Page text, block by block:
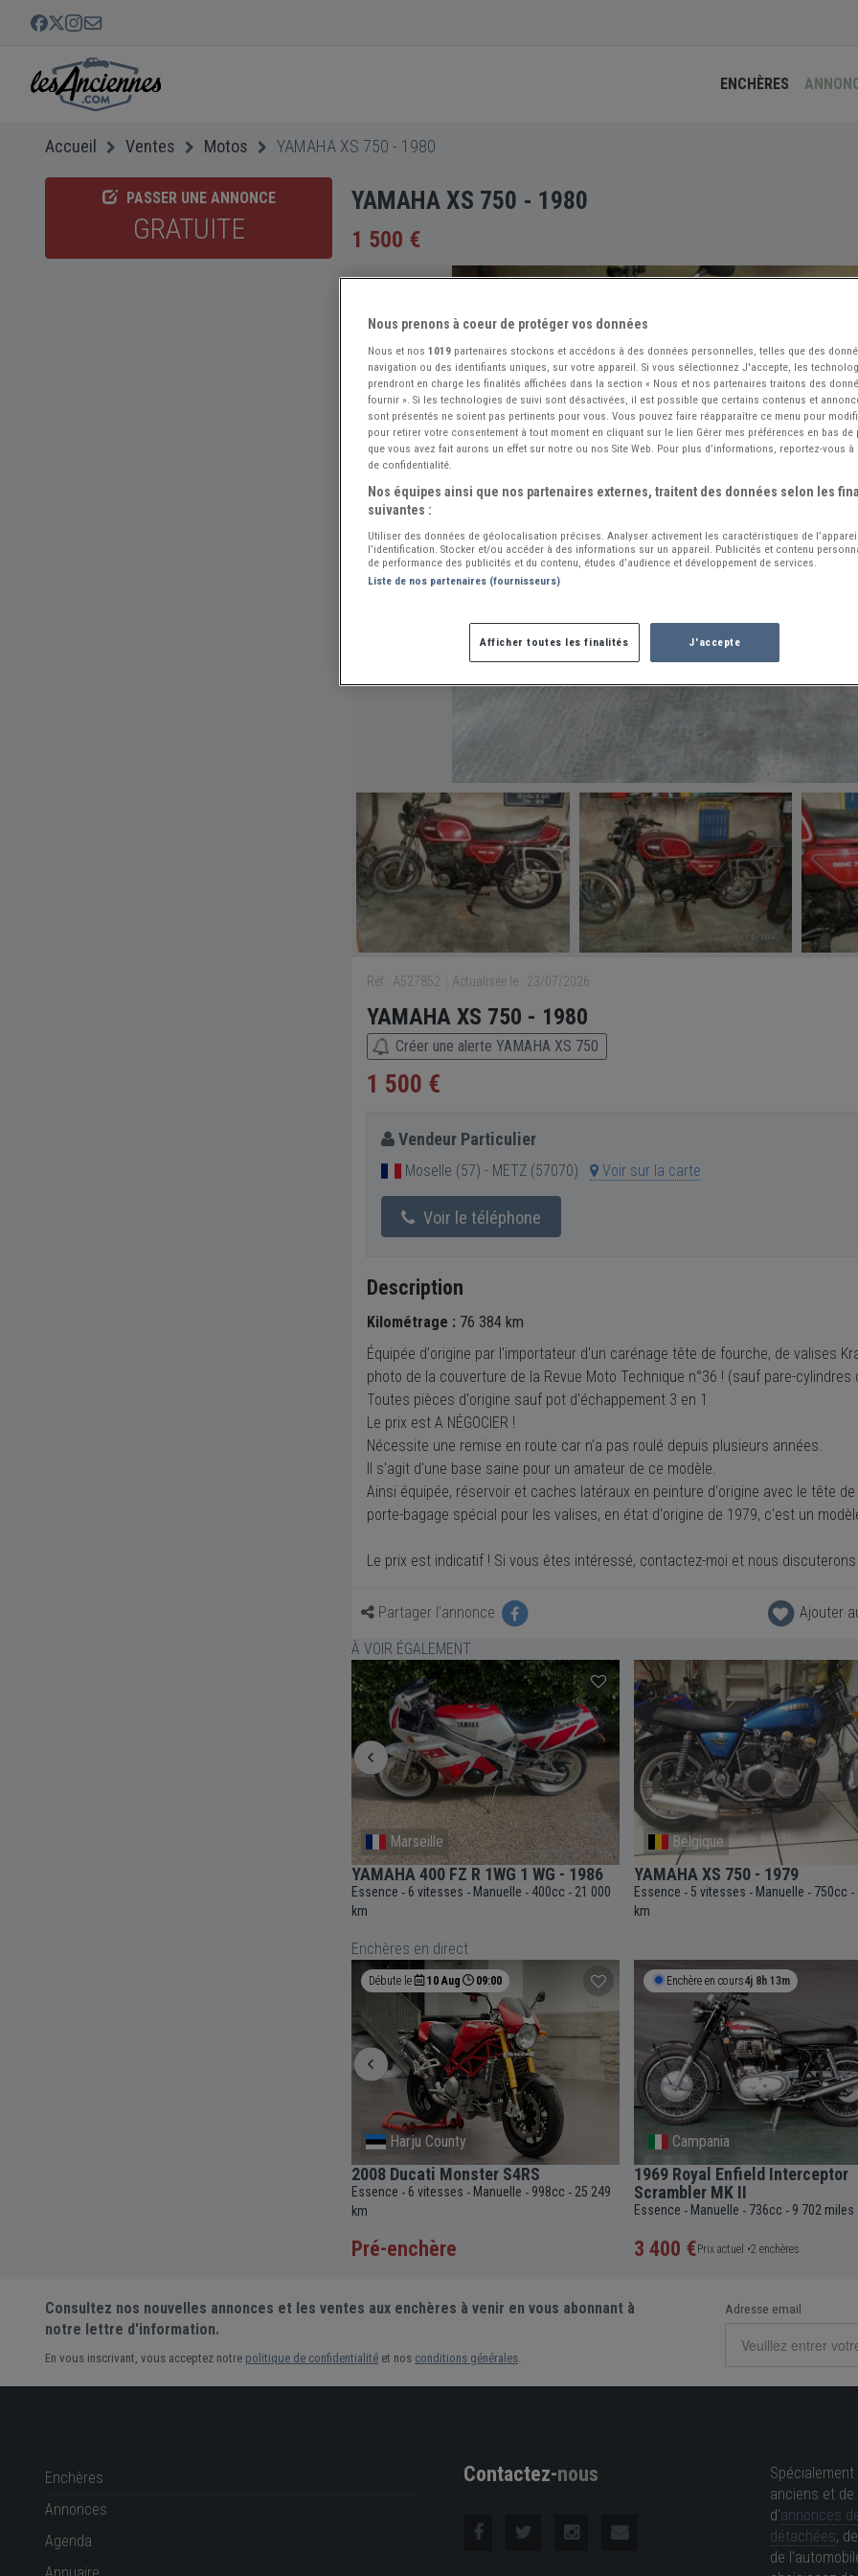
ENCHÈRES
Accueil Ventes Motos YAMAHA XS 750 - 1980
PASSER UNE ANNONCE
GRATUITE
YAMAHA XS 750 - 1980
1 500 €
Réf : A527852 Actualisée le : 23/07/2026
YAMAHA XS 750 - 1980
Créer une alerte YAMAHA XS 750
1 500 €
Vendeur Particulier
Moselle (57) - METZ (57070) Voir sur la carte
Voir le téléphone
Description
Kilométrage : 76 384 km
Équipée d'origine par l'importateur d'un carénage tête de fourche, de valises
photo de la couverture de la Revue Moto Technique n°36 ! (sauf pare-
Toutes pièces d'origine sauf pot d'échappement 3 en 1
Le prix est A NÉGOCIER !
Nécessite une remise en route car n'a pas roulé depuis plusieurs années.
Il s'agit d'une base saine pour un amateur de ce modèle.
Ainsi équipée, réservoir et caches latéraux en peinture d'origine avec le tête
porte-bagage spécial pour les valises, en état d'origine de 1979, c'est un
Le prix est indicatif ! Si vous êtes intéressé, contactez-moi et nous
Partager l'annonce
Ajouter
À VOIR ÉGALEMENT
Marseille
YAMAHA 400 FZ R 1WG 1 WG - 1986
Essence - 6 vitesses - Manuelle - 400cc - 21 000
km
Belgique
YAMAHA XS 750 - 1979
Essence - 5 vitesses - Manuelle - 750cc -
km
Enchères en direct
Débute le 10 Aug 09:00
Harju County
2008 Ducati Monster S4RS
Essence - 6 vitesses - Manuelle - 998cc - 25 249
km
Pré-enchère
Enchère en cours4j 8h 13m
Campania
1969 Royal Enfield Interceptor
Scrambler MK II
Essence - Manuelle - 736cc - 9 702 miles
3 400 €Prix actuel •2 enchères
Consultez nos nouvelles annonces et les ventes aux enchères à venir en vous abonnant à
notre lettre d'information.
En vous inscrivant, vous acceptez notre politique de confidentialité et nos conditions générales
Adresse email
Enchères
Annonces
Agenda
Annuaire
Contactez-nous
anciens et
d'annonces
détachées,
de
Nous prenons à coeur de protéger vos données
Nous et nos 1019 partenaires stockons et accédons à des données personnelles, telles que des
navigation ou des identifiants uniques, sur votre appareil. Si vous sélectionnez J'accepte, les
prendront en charge les finalités affichées dans la section « Nous et nos partenaires traitons des
fournir ». Si les technologies de suivi sont désactivées, il est possible que certains contenus et
sont présentés ne soient pas pertinents pour vous. Vous pouvez faire réapparaître ce menu pour
pour retirer votre consentement à tout moment en cliquant sur le lien Gérer mes préférences en bas de
que vous avez fait aurons un effet sur notre ou nos Site Web. Pour plus d’informations, reportez-vous
de confidentialité.
Nos équipes ainsi que nos partenaires externes, traitent des données selon les
suivantes :
Utiliser des données de géolocalisation précises. Analyser activement les caractéristiques de
l’identification. Stocker et/ou accéder à des informations sur un appareil. Publicités et contenu
de performance des publicités et du contenu, études d’audience et développement de services.
Liste de nos partenaires (fournisseurs)
Afficher toutes les finalités J'accepte